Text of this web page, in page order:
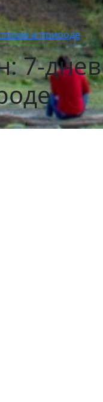
и природе
7-